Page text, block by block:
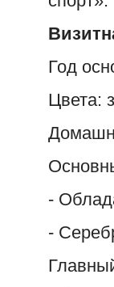
Год
Цвета:
-
-